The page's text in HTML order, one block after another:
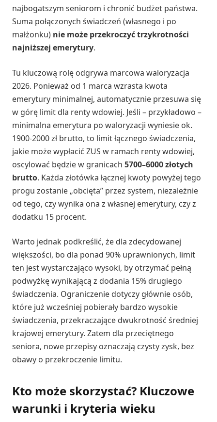
najbogatszym seniorom i chronić budżet państwa.
Suma połączonych świadczeń (własnego i po
małżonku) nie może przekroczyć trzykrotności
najniższej emerytury.
Tu kluczową rolę odgrywa marcowa waloryzacja
2026. Ponieważ od 1 marca wzrasta kwota
emerytury minimalnej, automatycznie przesuwa się
w górę limit dla renty wdowiej. Jeśli – przykładowo –
minimalna emerytura po waloryzacji wyniesie ok.
1900-2000 zł brutto, to limit łącznego świadczenia,
jakie może wypłacić ZUS w ramach renty wdowiej,
oscylować będzie w granicach 5700–6000 złotych
brutto. Każda złotówka łącznej kwoty powyżej tego
progu zostanie „obcięta” przez system, niezależnie
od tego, czy wynika ona z własnej emerytury, czy z
dodatku 15 procent.
Warto jednak podkreślić, że dla zdecydowanej
większości, bo dla ponad 90% uprawnionych, limit
ten jest wystarczająco wysoki, by otrzymać pełną
podwyżkę wynikającą z dodania 15% drugiego
świadczenia. Ograniczenie dotyczy głównie osób,
które już wcześniej pobierały bardzo wysokie
świadczenia, przekraczające dwukrotność średniej
krajowej emerytury. Zatem dla przeciętnego
seniora, nowe przepisy oznaczają czysty zysk, bez
obawy o przekroczenie limitu.
Kto może skorzystać? Kluczowe
warunki i kryteria wieku